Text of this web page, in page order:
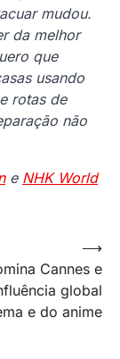
mudou.
da melhor
que
usando
rotas de
não
e NHK World
Cannes e
global
e do anime
⟶